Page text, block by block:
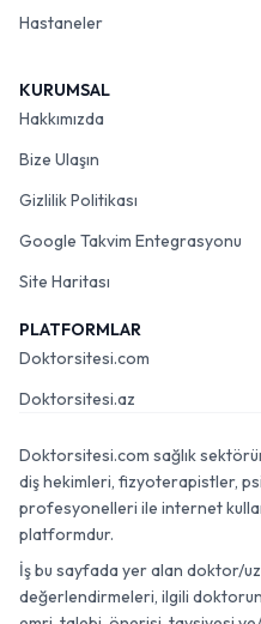
Hastaneler
KURUMSAL
Hakkımızda
Bize Ulaşın
Gizlilik Politikası
Google Takvim Entegrasyonu
Site Haritası
PLATFORMLAR
Doktorsitesi.com
Doktorsitesi.az
Doktorsitesi.com sağlık
diş hekimleri, fizyoterapistler,
profesyonelleri ile internet
platformdur.
İş bu sayfada yer alan doktor/
değerlendirmeleri, ilgili